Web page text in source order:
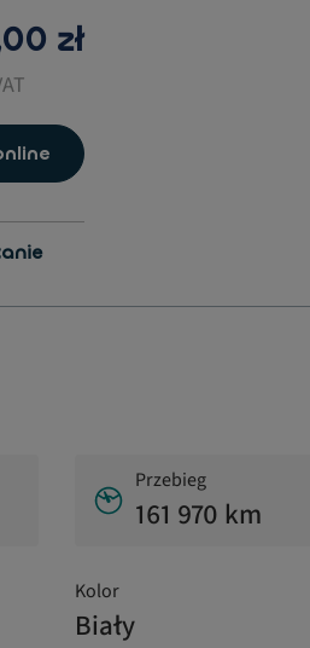
zł
Przebieg
161 970 km
Kolor
Biały